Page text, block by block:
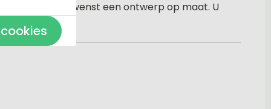
desgewenst een ontwerp op maat. U